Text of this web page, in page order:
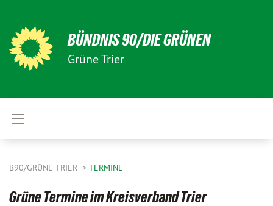
BÜNDNIS 90/DIE GRÜNEN
Grüne Trier
B90/GRÜNE TRIER TERMINE
Grüne Termine im Kreisverband Trier